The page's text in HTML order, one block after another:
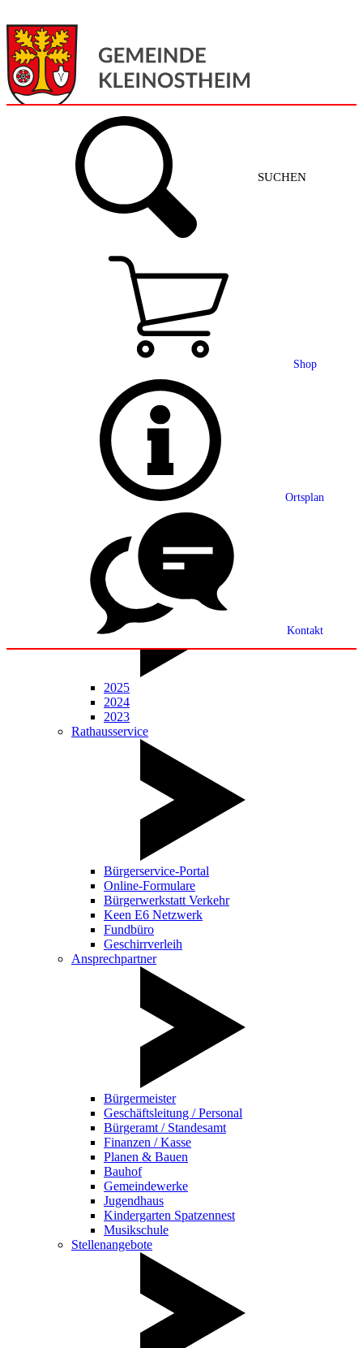
SUCHEN
Shop
Ortsplan
Kontakt
Gemeinde + Service
Grußwort
Ortsplan
Partnerschaft
Statistik
Mitteilungsblatt
2025
2024
2023
Rathausservice
Bürgerservice-Portal
Online-Formulare
Bürgerwerkstatt Verkehr
Keen E6 Netzwerk
Fundbüro
Geschirrverleih
Ansprechpartner
Bürgermeister
Geschäftsleitung / Personal
Bürgeramt / Standesamt
Finanzen / Kasse
Planen & Bauen
Bauhof
Gemeindewerke
Jugendhaus
Kindergarten Spatzennest
Musikschule
Stellenangebote